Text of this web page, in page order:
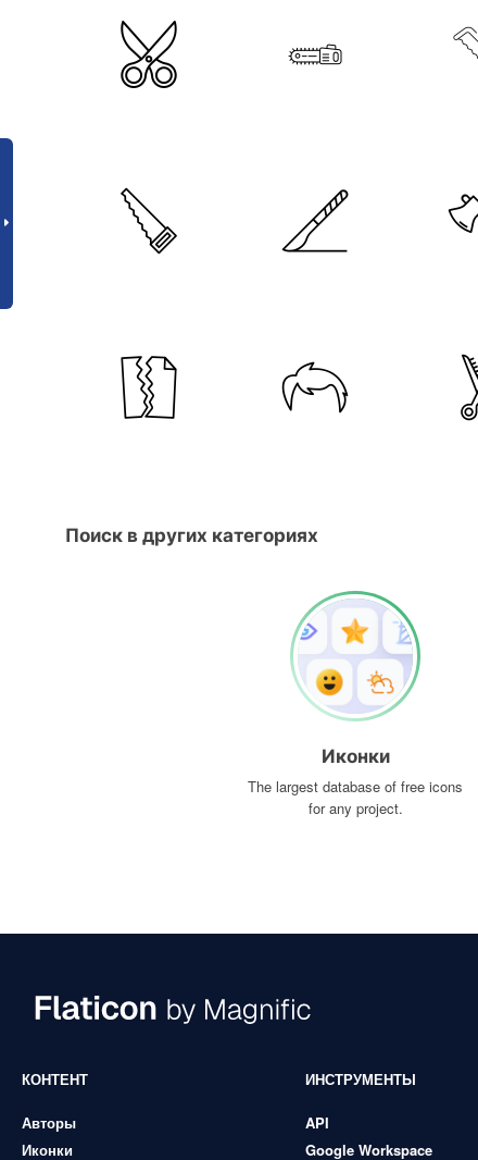
Поиск в других категориях
Иконки
The largest database of free icons
for any project.
КОНТЕНТ
Авторы
Иконки
ИНСТРУМЕНТЫ
API
Google Workspace